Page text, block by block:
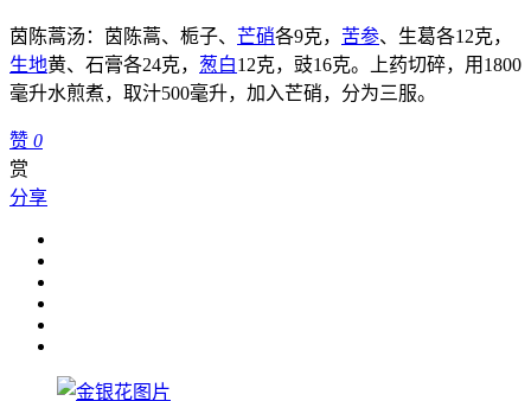
茵陈蒿汤： 茵陈蒿、栀子、 芒硝各9克， 苦参、生葛各12克，
生地黄、石膏各24克， 葱白 12克，豉16克。上药切碎，用1800
毫升水煎煮，取汁500毫升，加入芒硝，分为三服。
赞 0
赏
分享